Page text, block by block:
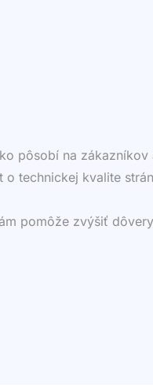
pôsobí na
o technickej kvalite
pomôže zvýšiť